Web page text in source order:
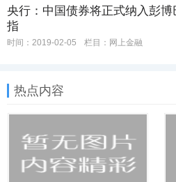
央行：中国债券将正式纳入彭博
指
时间：2019-02-05 栏目： 网上金融
热点内容